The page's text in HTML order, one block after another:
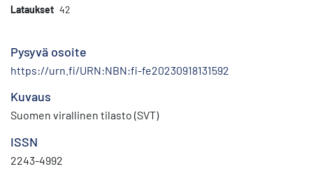
Lataukset 42
Pysyvä osoite
https://urn.fi/URN:NBN:fi-fe20230918131592
Kuvaus
Suomen virallinen tilasto (SVT)
ISSN
2243-4992